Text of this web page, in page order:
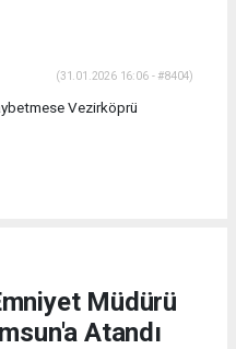
(31.01.2026 16:06 - #8404)
Vezirköprü
Müdürü
Atandı